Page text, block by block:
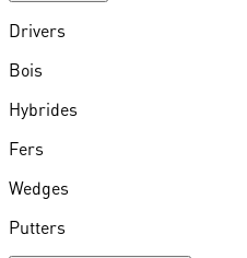
Drivers
Bois
Hybrides
Fers
Wedges
Putters